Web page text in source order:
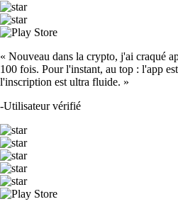
« Nouveau dans la crypto, j'ai craqué
100 fois. Pour l'instant, au top : l'app
l'inscription est ultra fluide. »
-Utilisateur vérifié